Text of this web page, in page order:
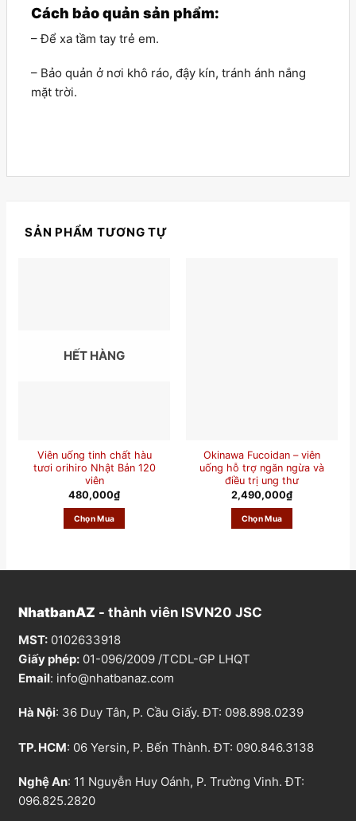
Cách bảo quản sản phẩm:
– Để xa tầm tay trẻ em.
– Bảo quản ở nơi khô ráo, đậy kín, tránh ánh nắng
mặt trời.
SẢN PHẨM TƯƠNG TỰ
HẾT HÀNG
Viên uống tinh chất hàu
tươi orihiro Nhật Bản 120
viên
480,000₫
Chọn Mua
Okinawa Fucoidan – viên
uống hỗ trợ ngăn ngừa và
điều trị ung thư
2,490,000₫
Chọn Mua
NhatbanAZ - thành viên ISVN20 JSC
MST: 0102633918
Giấy phép: 01-096/2009 /TCDL-GP LHQT
Email: info@nhatbanaz.com
Hà Nội: 36 Duy Tân, P. Cầu Giấy. ĐT: 098.898.0239
TP. HCM: 06 Yersin, P. Bến Thành. ĐT: 090.846.3138
Nghệ An: 11 Nguyễn Huy Oánh, P. Trường Vinh. ĐT:
096.825.2820